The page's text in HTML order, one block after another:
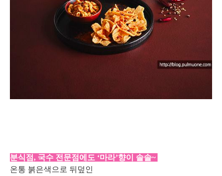
분식점, 국수 전문점에도 ‘마라’향이 솔솔~
온통 붉은색으로 뒤덮인